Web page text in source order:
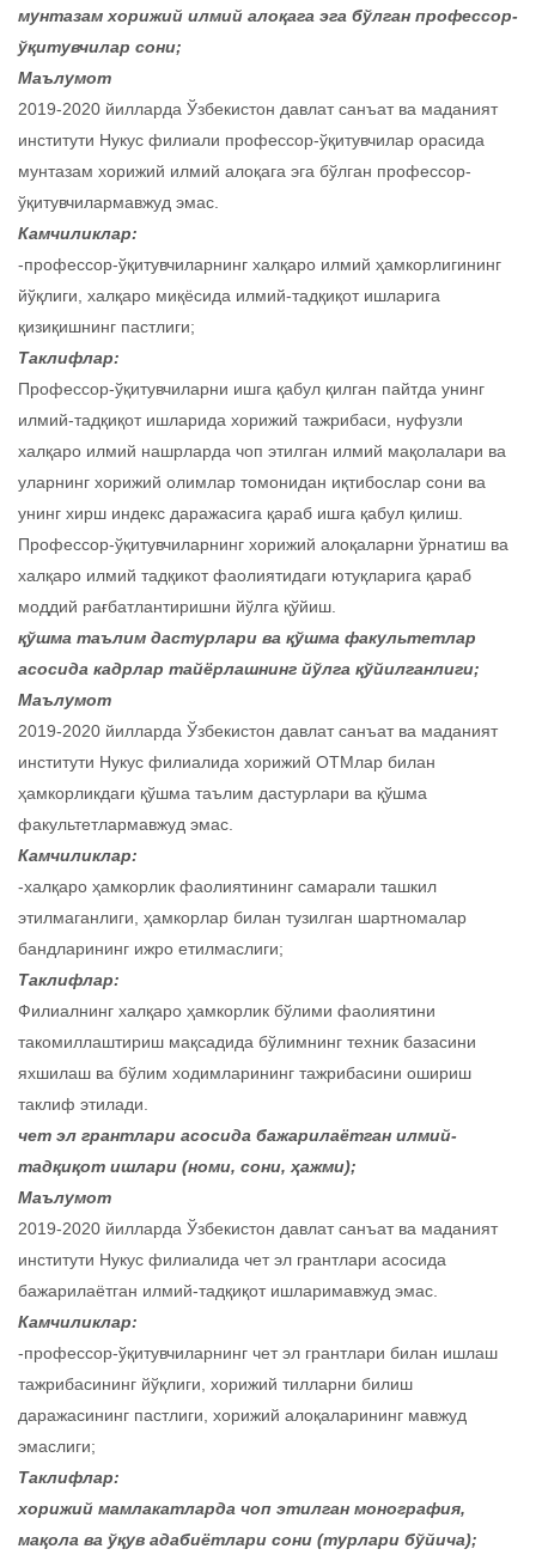
мунтазам хорижий илмий алоқага эга бўлган профессор-
ўқитувчилар сони;
Маълумот
2019-2020 йилларда Ўзбекистон давлат санъат ва маданият
институти Нукус филиали профессор-ўқитувчилар орасида
мунтазам хорижий илмий алоқага эга бўлган профессор-
ўқитувчилармавжуд эмас.
Камчиликлар:
-профессор-ўқитувчиларнинг халқаро илмий ҳамкорлигининг
йўқлиги, халқаро миқёсида илмий-тадқиқот ишларига
қизиқишнинг пастлиги;
Таклифлар:
Профессор-ўқитувчиларни ишга қабул қилган пайтда унинг
илмий-тадқиқот ишларида хорижий тажрибаси, нуфузли
халқаро илмий нашрларда чоп этилган илмий мақолалари ва
уларнинг хорижий олимлар томонидан иқтибослар сони ва
унинг хирш индекс даражасига қараб ишга қабул қилиш.
Профессор-ўқитувчиларнинг хорижий алоқаларни ўрнатиш ва
халқаро илмий тадқикот фаолиятидаги ютуқларига қараб
моддий рағбатлантиришни йўлга қўйиш.
қўшма таълим дастурлари ва қўшма факультетлар
асосида кадрлар тайёрлашнинг йўлга қўйилганлиги;
Маълумот
2019-2020 йилларда Ўзбекистон давлат санъат ва маданият
институти Нукус филиалида хорижий ОТМлар билан
ҳамкорликдаги қўшма таълим дастурлари ва қўшма
факультетлармавжуд эмас.
Камчиликлар:
-халқаро ҳамкорлик фаолиятининг самарали ташкил
этилмаганлиги, ҳамкорлар билан тузилган шартномалар
бандларининг ижро етилмаслиги;
Таклифлар:
Филиалнинг халқаро ҳамкорлик бўлими фаолиятини
такомиллаштириш мақсадида бўлимнинг техник базасини
яхшилаш ва бўлим ходимларининг тажрибасини ошириш
таклиф этилади.
чет эл грантлари асосида бажарилаётган илмий-
тадқиқот ишлари (номи, сони, ҳажми);
Маълумот
2019-2020 йилларда Ўзбекистон давлат санъат ва маданият
институти Нукус филиалида чет эл грантлари асосида
бажарилаётган илмий-тадқиқот ишларимавжуд эмас.
Камчиликлар:
-профессор-ўқитувчиларнинг чет эл грантлари билан ишлаш
тажрибасининг йўқлиги, хорижий тилларни билиш
даражасининг пастлиги, хорижий алоқаларининг мавжуд
эмаслиги;
Таклифлар:
хорижий мамлакатларда чоп этилган монография,
мақола ва ўқув адабиётлари сони (турлари бўйича);